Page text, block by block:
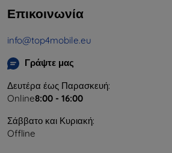
Επικοινωνία
info@top4mobile.eu
Γράψτε μας
Δευτέρα έως Παρασκευή:
Online8:00 - 16:00
Σάββατο και Κυριακή:
Offline